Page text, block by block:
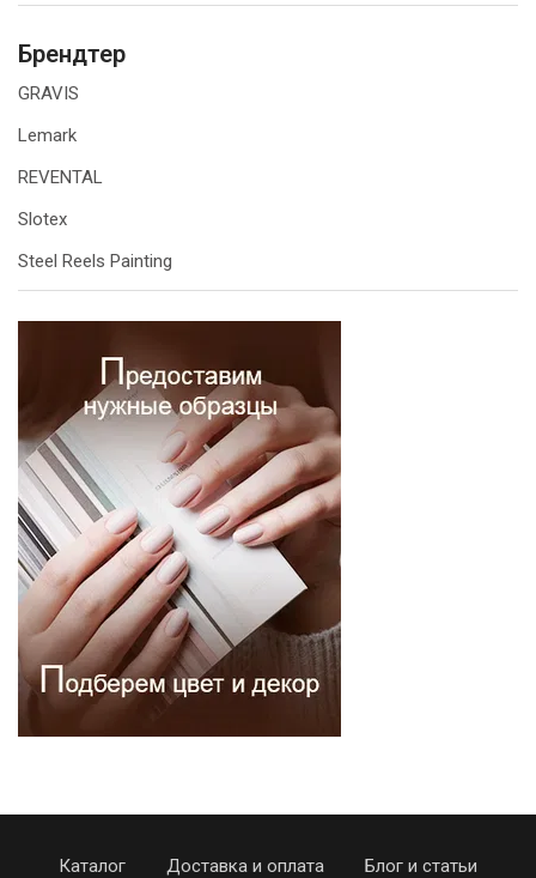
Брендтер
GRAVIS
Lemark
REVENTAL
Slotex
Steel Reels Painting
Каталог Доставка и оплата
Блог и статьи